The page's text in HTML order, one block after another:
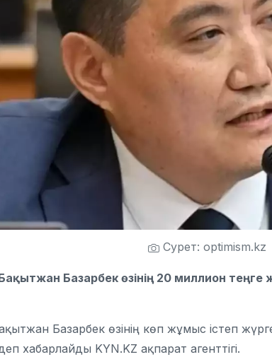
Сурет: optimism.kz
Базарбек өзінің 20 миллион
Базарбек өзінің көп жұмыс істеп
хабарлайды KYN.KZ ақпарат агенттігі.